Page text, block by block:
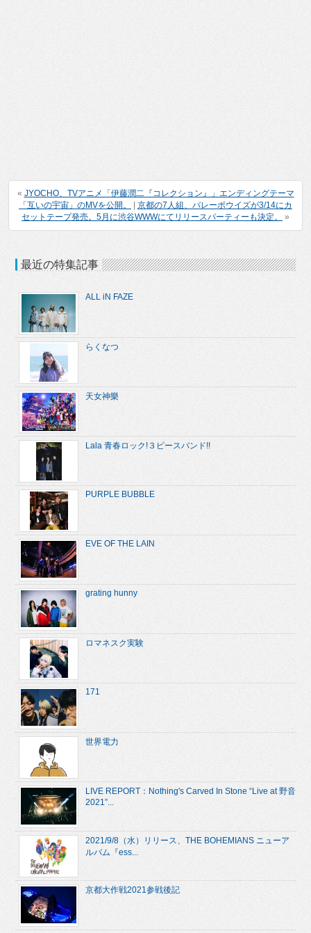
« JYOCHO、TVアニメ「伊藤潤二『コレクション』」エンディングテーマ
「互いの宇宙」のMVを公開。
| 京都の7人組、バレーボウイズが3/14にカ
セットテープ発売。5月に渋谷WWWにてリリースパーティーも決定。
»
最近の特集記事
ALL iN FAZE
らくなつ
天女神樂
Lala 青春ロック!３ピースバンド!!
PURPLE BUBBLE
EVE OF THE LAIN
grating hunny
ロマネスク実験
171
世界電力
LIVE REPORT：Nothing's Carved In Stone “Live at 野音
2021”...
2021/9/8（水）リリース、THE BOHEMIANS ニューア
ルバム『ess...
京都大作戦2021参戦後記